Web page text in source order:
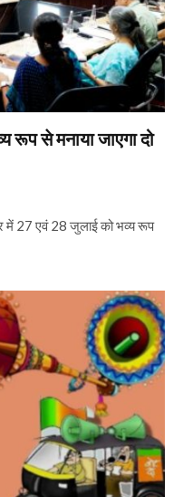
से मनाया जाएगा दो
में 27 एवं 28 जुलाई को भव्य रूप